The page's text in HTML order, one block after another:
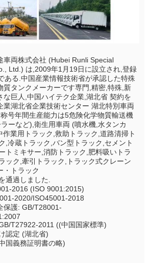
車両株式会社 (Hubei Runli Special
Ltd.) は,2009年1月19日に設立され,登録
ある.中国産業情報技術省が承認した特殊
質タンクメーカーです専門,精密,特殊,新
な巨人,中国ハイテク企業,湖北省 契約を
業湖北省企業技術センター 湖北特別車両
号年間生産能力は5危険化学物質輸送機
ーなど),衛生用車両 (噴水機,水タンカ
作業用トラック,救助トラック,道路清掃ト
,冷蔵トラック,バン型トラック,セメント
トミキサー,消防トラック,肥料吸いトラ
ック,牽引トラック,トラック式クレーン
・トラック
通過しました.
2016 (ISO 9001:2015)
2020/ISO45001-2018
保護: GB/T28001-
T27922-2011 ((中国国家標準)
認定 (湖北省)
国義務証明書の略)